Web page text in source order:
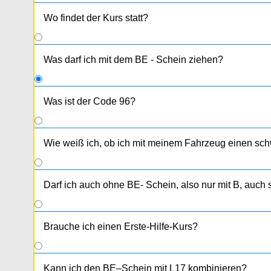
Wo findet der Kurs statt?
Was darf ich mit dem BE - Schein ziehen?
Was ist der Code 96?
Man darf mit Zugfahrzeug und schwerem Anhänger
erreichen. Fahrstunden und Kurs ist gleich wie bei
Wie weiß ich, ob ich mit meinem Fahrzeug einen
Darf ich auch ohne BE- Schein, also nur mit B, auch
Brauche ich einen Erste-Hilfe-Kurs?
Kann ich den BE–Schein mit L17 kombinieren?